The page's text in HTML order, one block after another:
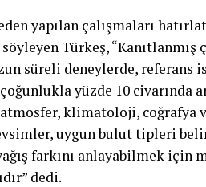
yapılan çalışmaları
Türkeş, “Kanıtlanmış
süreli deneylerde, referans
çoğunlukla yüzde 10 civarında
atmosfer, klimatoloji, coğrafya
uygun bulut tipleri
farkını anlayabilmek
dedi.